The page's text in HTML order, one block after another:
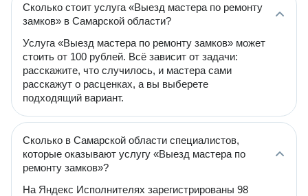
Сколько стоит услуга «Выезд мастера по ремонту
замков» в Самарской области?
Услуга «Выезд мастера по ремонту замков» может
стоить от 100 рублей. Всё зависит от задачи:
расскажите, что случилось, и мастера сами
расскажут о расценках, а вы выберете
подходящий вариант.
Сколько в Самарской области специалистов,
которые оказывают услугу «Выезд мастера по
ремонту замков»?
На Яндекс Исполнителях зарегистрированы 98